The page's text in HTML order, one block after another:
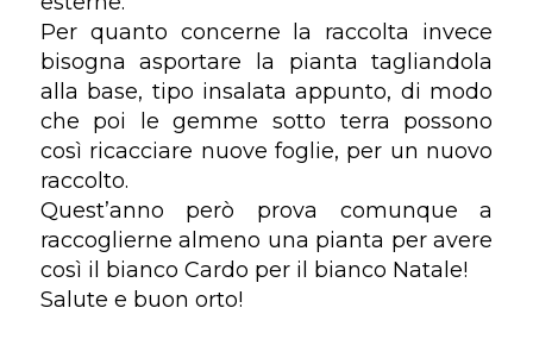
Per quanto concerne la raccolta invece
bisogna asportare la pianta tagliandola
alla base, tipo insalata appunto, di modo
che poi le gemme sotto terra possono
così ricacciare nuove foglie, per un nuovo
raccolto.
Quest’anno però prova comunque a
raccoglierne almeno una pianta per avere
così il bianco Cardo per il bianco Natale!
Salute e buon orto!